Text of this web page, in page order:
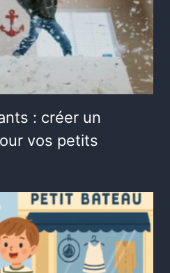
: créer un
vos petits